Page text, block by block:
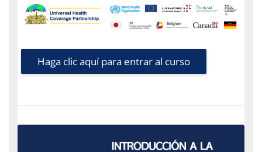
Haga clic aquí para entrar al curso